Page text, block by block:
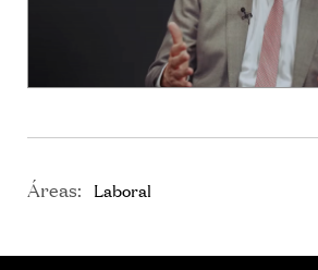
Áreas: Laboral